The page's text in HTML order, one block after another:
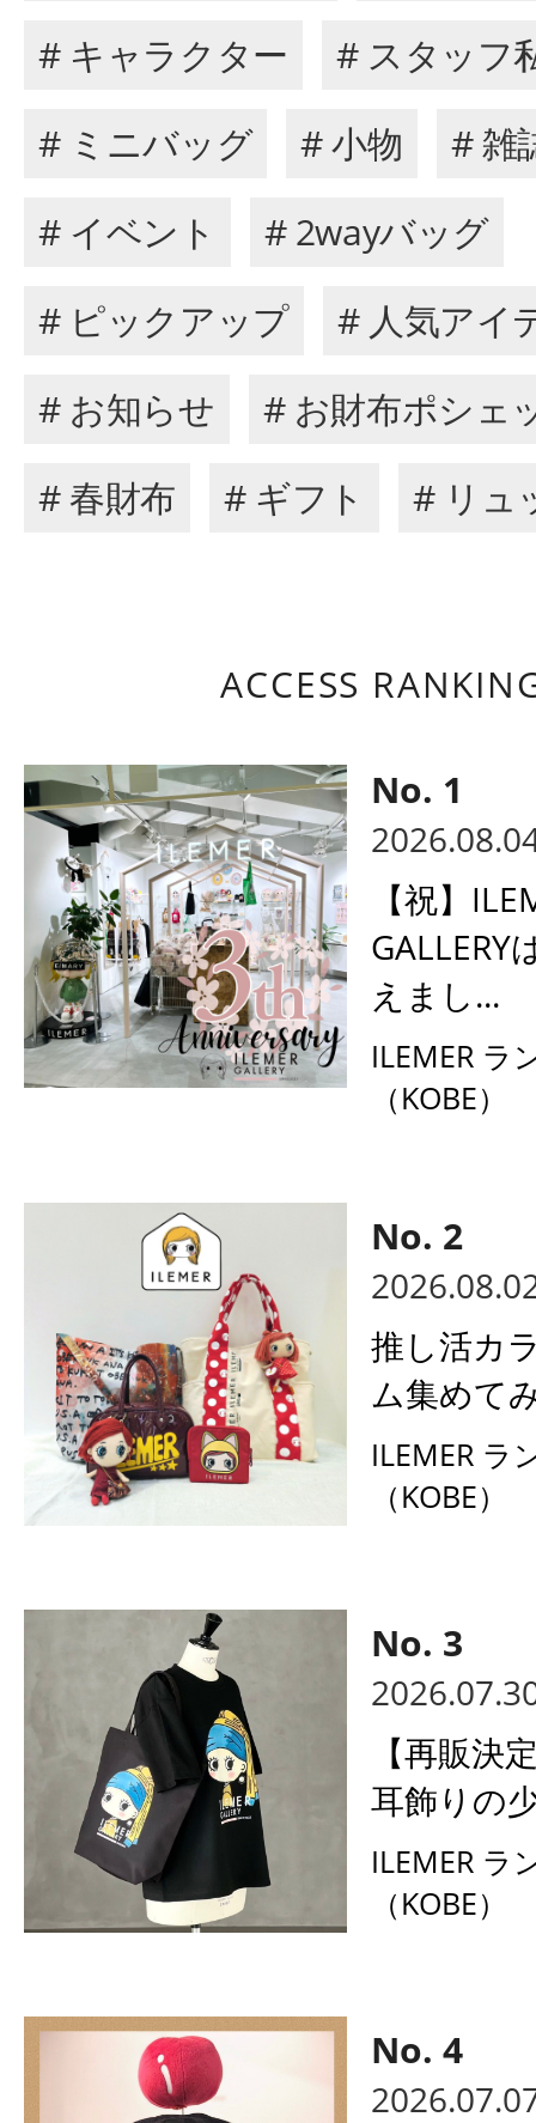
# キャラクター
# スタッフ
# ミニバッグ
# 小物
# 雑
# イベント
# 2wayバッグ
# ピックアップ
# 人気アイ
# お知らせ
# お財布ポシェ
# 春財布
# ギフト # リュ
ACCESS
【祝】
GALLERY
えまし...
ILEMER ラ
（KOBE）
推し活カ
ム集めて
ILEMER ラ
（KOBE）
【再販決
耳飾りの
ILEMER ラ
（KOBE）